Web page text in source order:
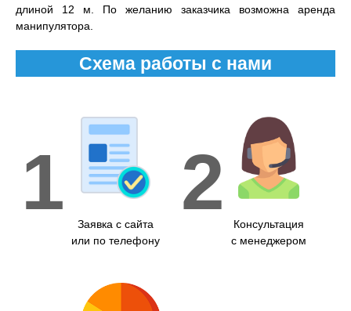
длиной 12 м. По желанию заказчика возможна аренда
манипулятора.
Схема работы с нами
1
Заявка с сайта
или по телефону
2
Консультация
с менеджером